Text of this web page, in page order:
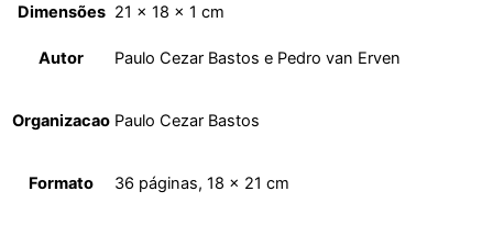
Dimensões 21 × 18 × 1 cm
Autor Paulo Cezar Bastos e Pedro van Erven
Organizacao Paulo Cezar Bastos
Formato 36 páginas, 18 x 21 cm